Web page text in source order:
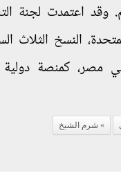
وقد اعتمدت لجنة
النسخ الثلاث
مصر، كمنصة دولية
شرم الشيخ